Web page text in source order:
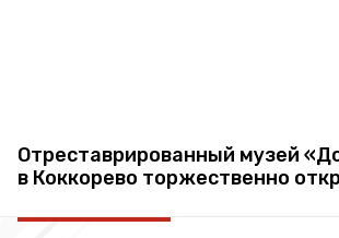
Отреставрированный музей
в Коккорево торжественно